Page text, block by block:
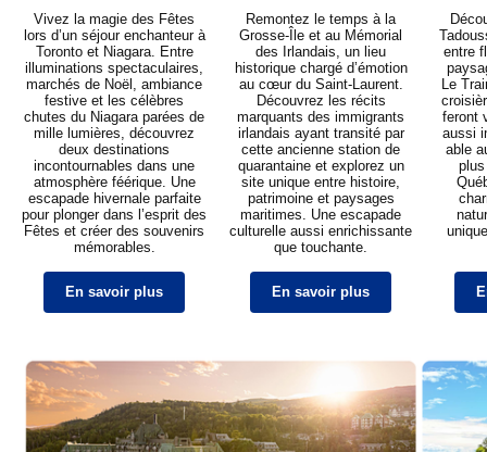
Vivez la magie des Fêtes
lors d’un séjour enchanteur à
Toronto et Niagara. Entre
illuminations spectaculaires,
marchés de Noël, ambiance
festive et les célèbres
chutes du Niagara parées de
mille lumières, découvrez
deux destinations
incontournables dans une
atmosphère féérique. Une
escapade hivernale parfaite
pour plonger dans l’esprit des
Fêtes et créer des souvenirs
mémorables.
En savoir plus
Remontez le temps à la
Grosse-Île et au Mémorial
des Irlandais, un lieu
historique chargé d’émotion
au cœur du Saint-Laurent.
Découvrez les récits
marquants des immigrants
irlandais ayant transité par
cette ancienne station de
quarantaine et explorez un
site unique entre histoire,
patrimoine et paysages
maritimes. Une escapade
culturelle aussi enrichissante
que touchante.
En savoir plus
entre
Le
feront
aussi
able